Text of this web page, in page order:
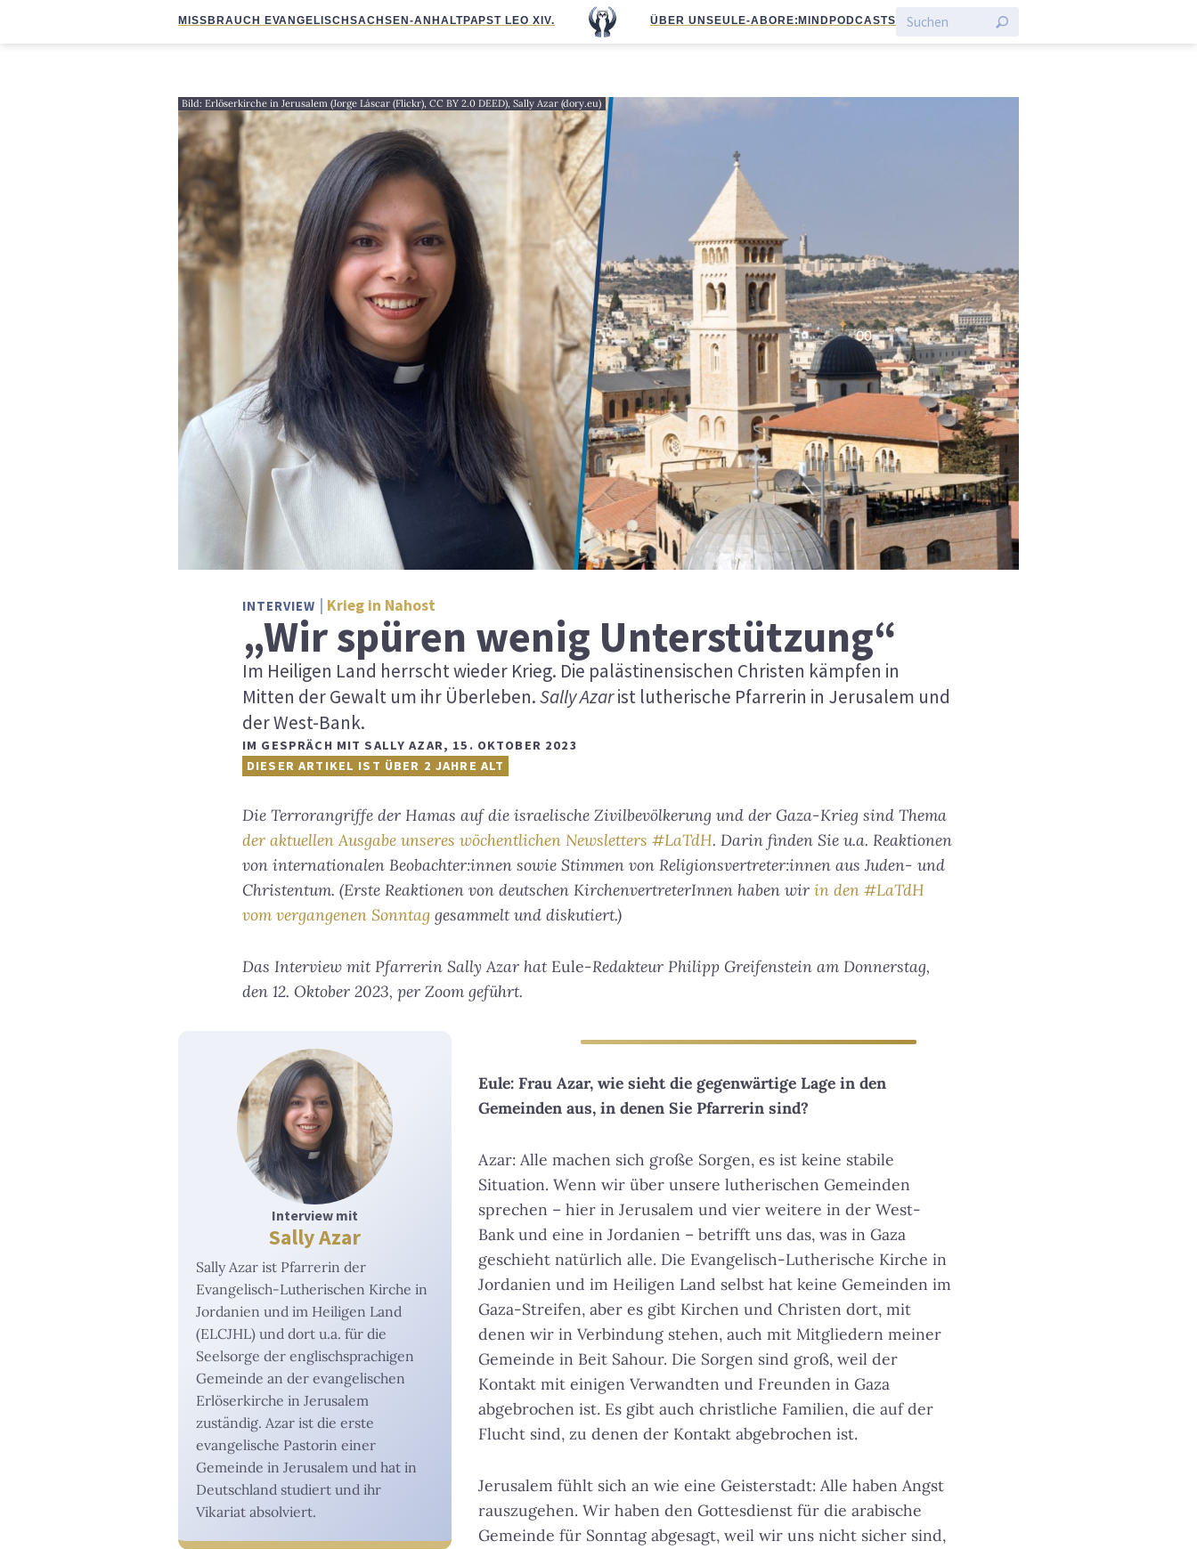
MISSBRAUCH EVANGELISCHSACHSEN-ANHALTPAPST LEO XIV. ÜBER UNS EULE-ABO RE:MIND PODCASTS
Bild: Erlöserkirche in Jerusalem (Jorge Láscar (Flickr), CC BY 2.0 DEED), Sally Azar (dory.eu)
INTERVIEW Krieg in Nahost
„Wir spüren wenig Unterstützung“
Im Heiligen Land herrscht wieder Krieg. Die palästinensischen Christen kämpfen in
Mitten der Gewalt um ihr Überleben.Sally Azarist lutherische Pfarrerin in Jerusalem und
der West-Bank.
IM GESPRÄCH MIT SALLY AZAR, 15. OKTOBER 2023
DIESER ARTIKEL IST ÜBER 2 JAHRE ALT
Die Terrorangriffe der Hamas auf die israelische Zivilbevölkerung und der Gaza-Krieg sind Thema
der aktuellen Ausgabe unseres wöchentlichen Newsletters #LaTdH. Darin finden Sie u.a. Reaktionen
von internationalen Beobachter:innen sowie Stimmen von Religionsvertreter:innen aus Juden- und
Christentum. (Erste Reaktionen von deutschen KirchenvertreterInnen haben wir in den #LaTdH
vom vergangenen Sonntag gesammelt und diskutiert.)
Das Interview mit Pfarrerin Sally Azar hat Eule-Redakteur Philipp Greifenstein am Donnerstag,
den 12. Oktober 2023, per Zoom geführt.
Interview mit
Sally Azar
Sally Azar ist Pfarrerin der
Evangelisch-Lutherischen Kirche in
Jordanien und im Heiligen Land
(ELCJHL) und dort u.a. für die
Seelsorge der englischsprachigen
Gemeinde an der evangelischen
Erlöserkirche in Jerusalem
zuständig. Azar ist die erste
evangelische Pastorin einer
Gemeinde in Jerusalem und hat in
Deutschland studiert und ihr
Vikariat absolviert.
Eule: Frau Azar, wie sieht die gegenwärtige Lage in den
Gemeinden aus, in denen Sie Pfarrerin sind?
Azar: Alle machen sich große Sorgen, es ist keine stabile
Situation. Wenn wir über unsere lutherischen Gemeinden
sprechen – hier in Jerusalem und vier weitere in der West-
Bank und eine in Jordanien – betrifft uns das, was in Gaza
geschieht natürlich alle. Die Evangelisch-Lutherische Kirche in
Jordanien und im Heiligen Land selbst hat keine Gemeinden im
Gaza-Streifen, aber es gibt Kirchen und Christen dort, mit
denen wir in Verbindung stehen, auch mit Mitgliedern meiner
Gemeinde in Beit Sahour. Die Sorgen sind groß, weil der
Kontakt mit einigen Verwandten und Freunden in Gaza
abgebrochen ist. Es gibt auch christliche Familien, die auf der
Flucht sind, zu denen der Kontakt abgebrochen ist.
Jerusalem fühlt sich an wie eine Geisterstadt: Alle haben Angst
rauszugehen. Wir haben den Gottesdienst für die arabische
Gemeinde für Sonntag abgesagt, weil wir uns nicht sicher sind,